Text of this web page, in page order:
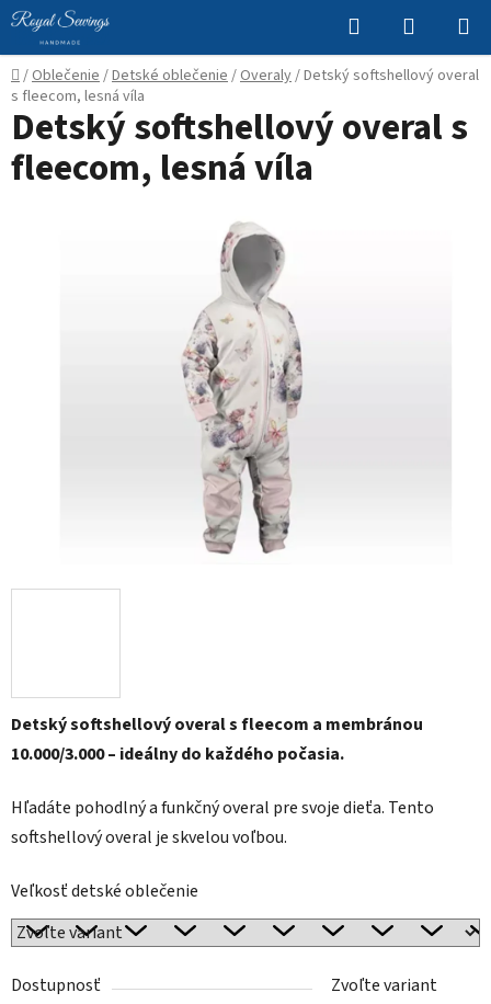
Prejsť
na
obsah
Hľadať
KOŠÍK
Domov
/Oblečenie/Detské oblečenie/Overaly/Detský softshellový overal
s fleecom, lesná víla
Detský softshellový overal s fleecom a membránou
10.000/3.000 – ideálny do každého počasia.
Hľadáte pohodlný a funkčný overal pre svoje dieťa. Tento
softshellový overal je skvelou voľbou.
Veľkosť detské oblečenie
Dostupnosť
Zvoľte variant
Detský softshellový overal s
fleecom, lesná víla